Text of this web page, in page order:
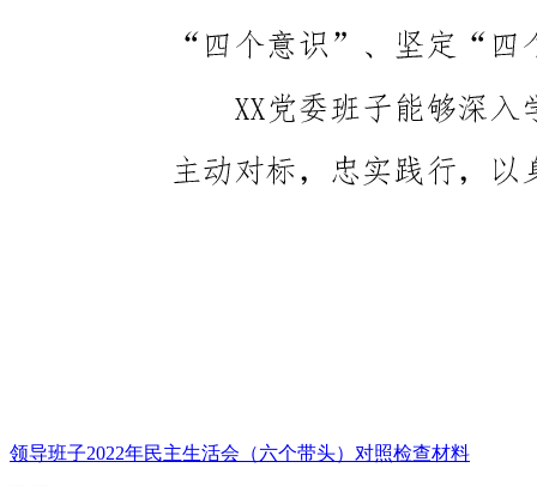
领导班子2022年民主生活会（六个带头）对照检查材料